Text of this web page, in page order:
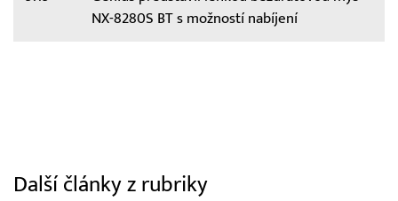
NX-8280S BT s možností nabíjení
Další články z rubriky